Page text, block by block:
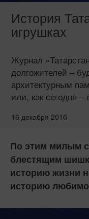
История
игрушках
Журнал
долгожителей –
архитектурным
или, как сегодня
16 декабря 2016
По этим милым
блестящим
историю жизни
историю